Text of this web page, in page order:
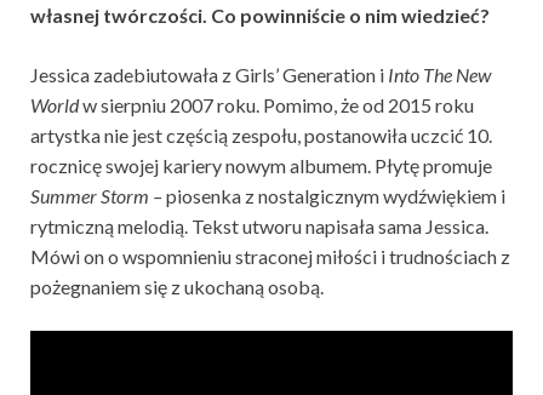
własnej twórczości. Co powinniście o nim wiedzieć?
Jessica zadebiutowała z Girls’ Generation i Into The New
Worldw sierpniu 2007 roku. Pomimo, że od 2015 roku
artystka nie jest częścią zespołu, postanowiła uczcić 10.
rocznicę swojej kariery nowym albumem. Płytę promuje
Summer Storm –piosenka z nostalgicznym wydźwiękiem i
rytmiczną melodią. Tekst utworu napisała sama Jessica.
Mówi on o wspomnieniu straconej miłości i trudnościach z
pożegnaniem się z ukochaną osobą.